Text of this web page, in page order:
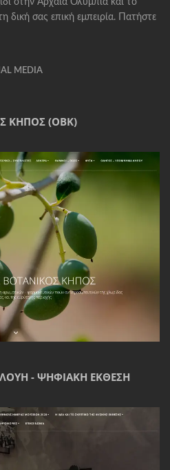
στην Αρχαία Ολυμπία και το
δική σας επική εμπειρία. Πατήστε
MEDIA
ΚΉΠΟΣ (ΟΒΚ)
- ΨΗΦΙΑΚΉ ΈΚΘΕΣΗ